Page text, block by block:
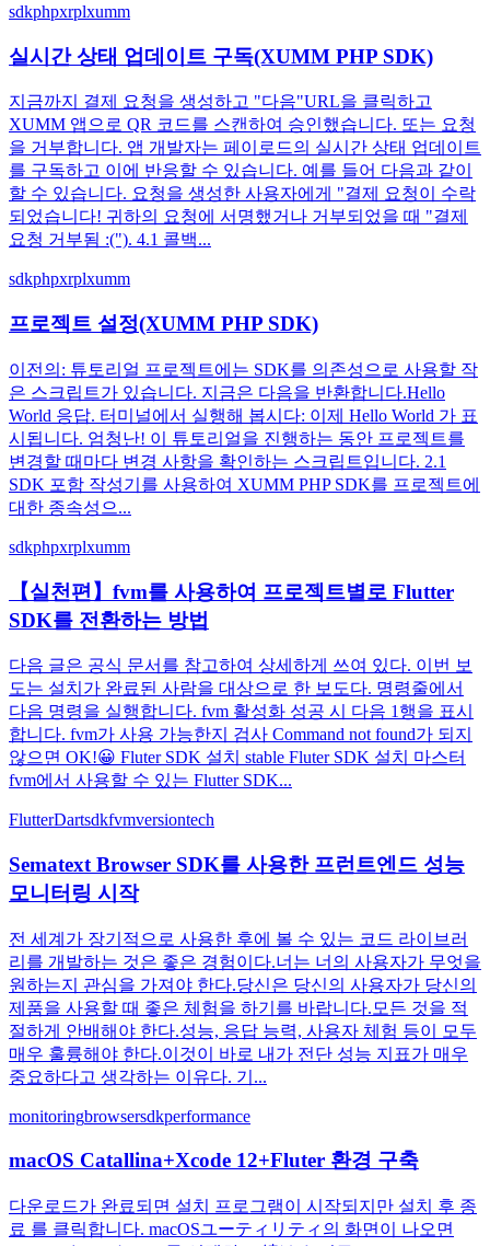
sdkphpxrplxumm
실시간 상태 업데이트 구독(XUMM PHP SDK)
지금까지 결제 요청을 생성하고 "다음"URL을 클릭하고
XUMM 앱으로 QR 코드를 스캔하여 승인했습니다. 또는 요청
을 거부합니다. 앱 개발자는 페이로드의 실시간 상태 업데이트
를 구독하고 이에 반응할 수 있습니다. 예를 들어 다음과 같이
할 수 있습니다. 요청을 생성한 사용자에게 "결제 요청이 수락
되었습니다! 귀하의 요청에 서명했거나 거부되었을 때 "결제
요청 거부됨 :(️"). 4.1 콜백...
sdkphpxrplxumm
프로젝트 설정(XUMM PHP SDK)
이전의: 튜토리얼 프로젝트에는 SDK를 의존성으로 사용할 작
은 스크립트가 있습니다. 지금은 다음을 반환합니다.Hello
World 응답. 터미널에서 실행해 봅시다: 이제 Hello World 가 표
시됩니다. 엄청난! 이 튜토리얼을 진행하는 동안 프로젝트를
변경할 때마다 변경 사항을 확인하는 스크립트입니다. 2.1
SDK 포함 작성기를 사용하여 XUMM PHP SDK를 프로젝트에
대한 종속성으...
sdkphpxrplxumm
【실천편】fvm를 사용하여 프로젝트별로 Flutter
SDK를 전환하는 방법
다음 글은 공식 문서를 참고하여 상세하게 쓰여 있다. 이번 보
도는 설치가 완료된 사람을 대상으로 한 보도다. 명령줄에서
다음 명령을 실행합니다. fvm 활성화 성공 시 다음 1행을 표시
합니다. fvm가 사용 가능한지 검사 Command not found가 되지
않으면 OK!😀 Fluter SDK 설치 stable Fluter SDK 설치 마스터
fvm에서 사용할 수 있는 Flutter SDK...
FlutterDartsdkfvmversiontech
Sematext Browser SDK를 사용한 프런트엔드 성능
모니터링 시작
전 세계가 장기적으로 사용한 후에 볼 수 있는 코드 라이브러
리를 개발하는 것은 좋은 경험이다.너는 너의 사용자가 무엇을
원하는지 관심을 가져야 한다.당신은 당신의 사용자가 당신의
제품을 사용할 때 좋은 체험을 하기를 바랍니다.모든 것을 적
절하게 안배해야 한다.성능, 응답 능력, 사용자 체험 등이 모두
매우 훌륭해야 한다.이것이 바로 내가 전단 성능 지표가 매우
중요하다고 생각하는 이유다. 기...
monitoringbrowsersdkperformance
macOS Catallina+Xcode 12+Fluter 환경 구축
다운로드가 완료되면 설치 프로그램이 시작되지만 설치 후 종
료 를 클릭합니다. macOSユーティリティ의 화면이 나오면